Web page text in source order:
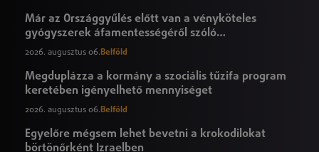
Már az Országgyűlés előtt van a vényköteles
gyógyszerek áfamentességéről szóló
törvényjavaslat
2026. augusztus 06.Belföld
Megduplázza a kormány a szociális tűzifa program
keretében igényelhető mennyiséget
2026. augusztus 06.Belföld
Egyelőre mégsem lehet bevetni a krokodilokat
börtönőrként Izraelben